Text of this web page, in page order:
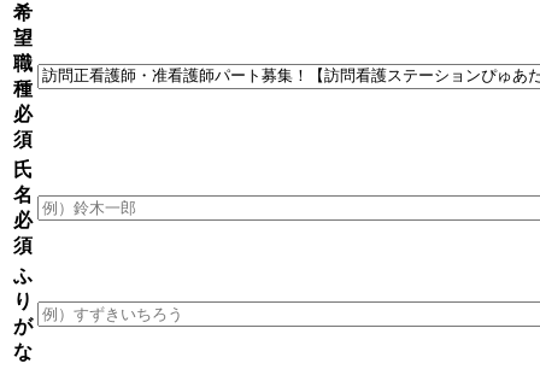
希
望
職
種
必
須
氏
名
必
須
ふ
り
が
な